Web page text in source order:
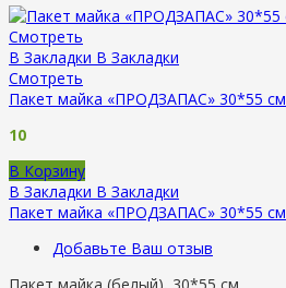
Смотреть
В Закладки В Закладки
Смотреть
Пакет майка «ПРОДЗАПАС» 30*55 см
10
В Корзину
В Закладки В Закладки
Пакет майка «ПРОДЗАПАС» 30*55 см
Добавьте Ваш отзыв